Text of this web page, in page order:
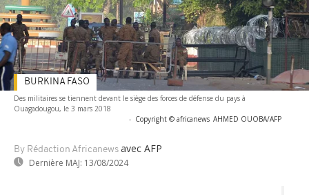
Des militaires se tiennent devant le siège des forces de défense du pays à
Ouagadougou, le 3 mars 2018
- Copyright © africanews AHMED OUOBA/AFP
By Rédaction Africanews avec AFP
Dernière MAJ: 13/08/2024
BURKINA FASO